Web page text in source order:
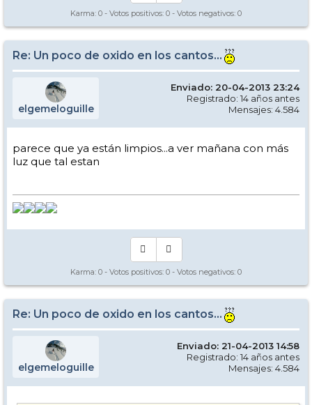
Karma: 0 - Votos positivos: 0 - Votos negativos: 0
Re: Un poco de oxido en los cantos...
elgemeloguille
Enviado: 20-04-2013 23:24
Registrado: 14 años antes
Mensajes: 4.584
parece que ya están limpios...a ver mañana con más
luz que tal estan
Karma: 0 - Votos positivos: 0 - Votos negativos: 0
Re: Un poco de oxido en los cantos...
elgemeloguille
Enviado: 21-04-2013 14:58
Registrado: 14 años antes
Mensajes: 4.584